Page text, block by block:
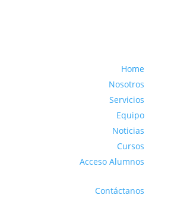
Home
Nosotros
Servicios
Equipo
Noticias
Cursos
Acceso Alumnos
Contáctanos